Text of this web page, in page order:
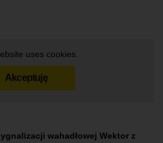
uses cookies.
Akceptuję
wahadłowej Wektor z